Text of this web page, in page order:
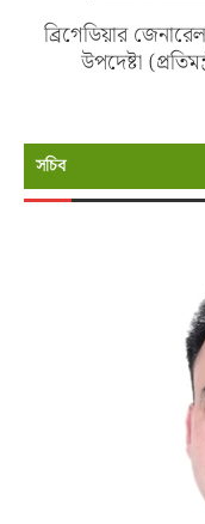
ব্রিগেডিয়ার
উপদেষ্টা
সচিব